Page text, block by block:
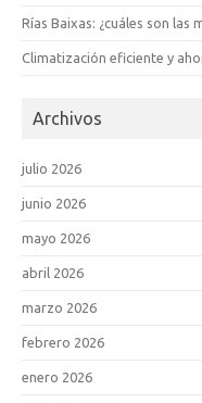
Rías Baixas: ¿cuáles son
Climatización eficiente y
Archivos
julio 2026
junio 2026
mayo 2026
abril 2026
marzo 2026
febrero 2026
enero 2026